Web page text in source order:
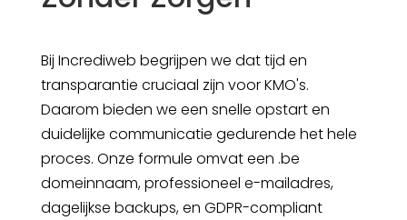
Bij Incrediweb begrijpen we dat tijd en
transparantie cruciaal zijn voor KMO's.
Daarom bieden we een snelle opstart en
duidelijke communicatie gedurende het hele
proces. Onze formule omvat een .be
domeinnaam, professioneel e-mailadres,
dagelijkse backups, en GDPR-compliant